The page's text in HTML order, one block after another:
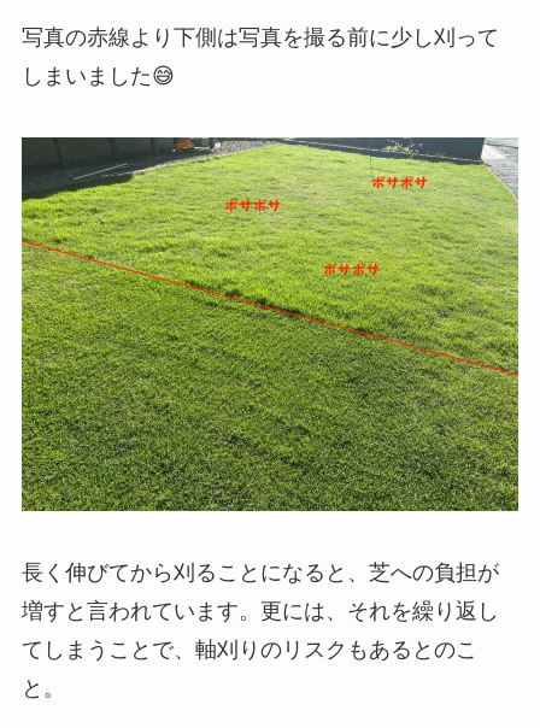
写真の赤線より下側は写真を撮る前に少し刈って
しまいました😅
長く伸びてから刈ることになると、芝への負担が
増すと言われています。更には、それを繰り返し
てしまうことで、軸刈りのリスクもあるとのこ
と。